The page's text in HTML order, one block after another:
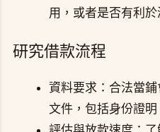
用，或者是否有利於
研究借款流程
資料要求：合法當
文件，包括身份證明